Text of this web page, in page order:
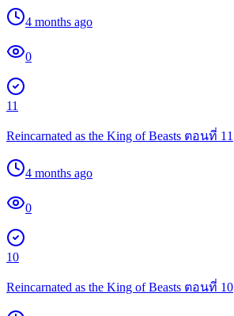
4 months ago
0
11
Reincarnated as the King of Beasts ตอนที่ 11
4 months ago
0
10
Reincarnated as the King of Beasts ตอนที่ 10